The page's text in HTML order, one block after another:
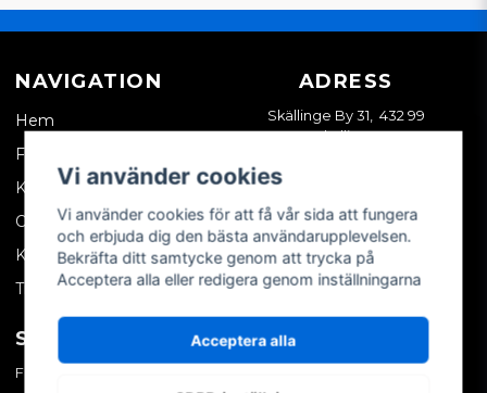
NAVIGATION
Hem
Företagskund
Kontakta oss
Om oss
Köpvillkor
Tips & trix
ADRESS
Skällinge By 31, 432 99
Skällinge
SOCIALA MEDIER
Facebook
MITT KONTO
Vi använder cookies
Vi använder cookies för att få vår sida att fungera
och erbjuda dig den bästa användarupplevelsen.
Bekräfta ditt samtycke genom att trycka på
Acceptera alla eller redigera genom inställningarna
Acceptera alla